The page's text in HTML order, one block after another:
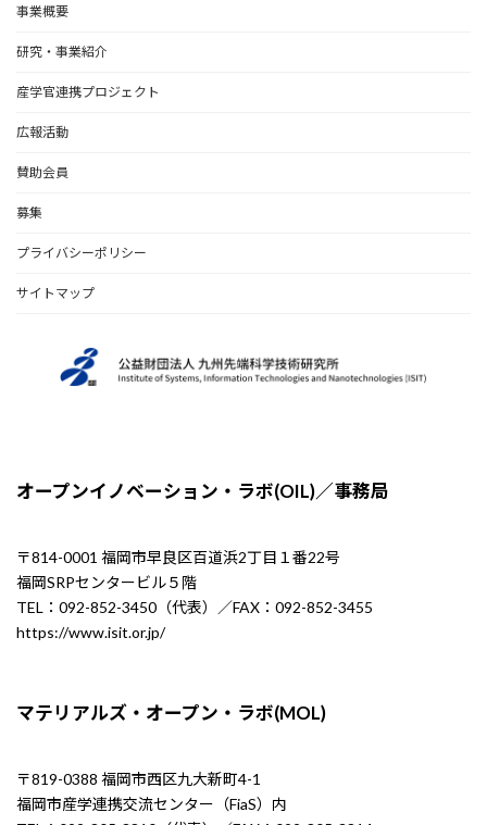
事業概要
研究・事業紹介
産学官連携プロジェクト
広報活動
賛助会員
募集
プライバシーポリシー
サイトマップ
オープンイノベーション・ラボ(OIL)／事務局
〒814-0001 福岡市早良区百道浜2丁目１番22号
福岡SRPセンタービル５階
TEL：092-852-3450（代表）／FAX：092-852-3455
https://www.isit.or.jp/
マテリアルズ・オープン・ラボ(MOL)
〒819-0388 福岡市西区九大新町4-1
福岡市産学連携交流センター（FiaS）内